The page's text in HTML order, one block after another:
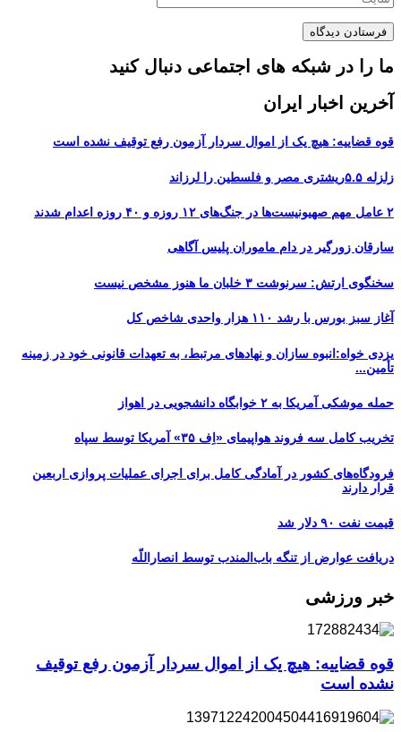
ما را در شبکه های اجتماعی دنبال کنید
آخرین اخبار ایران
قوه قضاییه: هیچ یک از اموال سردار آزمون رفع توقیف نشده است
زلزله ۵.۵ریشتری مصر و فلسطین را لرزاند
۲ عامل مهم صهیونیست‌ها در جنگ‌های ۱۲ روزه و ۴۰ روزه اعدام شدند
سارقان زورگیر در دام ماموران پلیس آگاهی
سخنگوی ارتش: سرنوشت ۳ خلبان ما هنوز مشخص نیست
آغاز سبز بورس با رشد ۱۱۰ هزار واحدی شاخص کل
یزدی خواه:انبوه سازان و نهادهای مرتبط، به تعهدات قانونی خود در زمینه
تأمین...
حمله موشکی آمریکا به ۲ خوابگاه دانشجویی در اهواز
تخریب کامل سه فروند هواپیمای «اِف ۳۵» آمریکا توسط سپاه
فرودگاه‌های کشور در آمادگی کامل برای اجرای عملیات پروازی اربعین
قرار دارند
قیمت نفت ۹۰ دلار شد
دریافت عوارض از تنگه باب‌المندب توسط انصاراللّه
خبر ورزشی
قوه قضاییه: هیچ یک از اموال سردار آزمون رفع توقیف
نشده است